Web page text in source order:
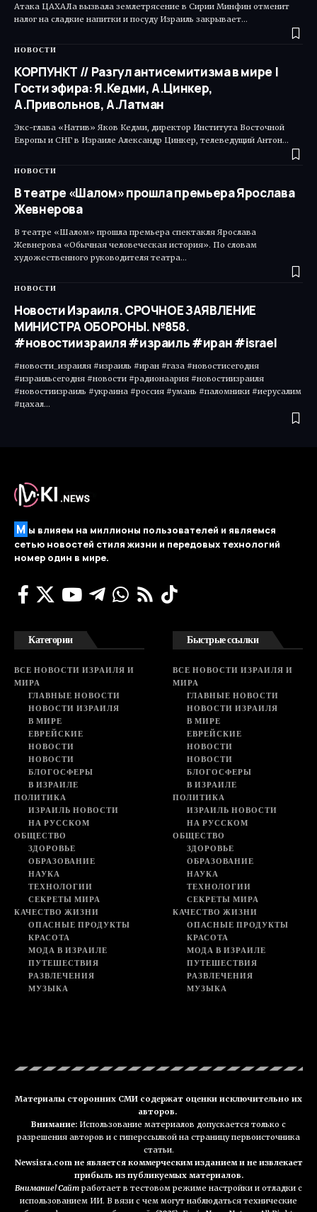
Атака ЦАХАЛа вызвала землетрясение в Сирии Минфин отменит
налог на сладкие напитки и посуду Израиль закрывает…
НОВОСТИ
КОРПУНКТ // Разгул антисемитизма в мире |
Гости эфира: Я.Кедми, А.Цинкер,
А.Привольнов, А.Латман
Экс-глава «Натив» Яков Кедми, директор Института Восточной
Европы и СНГ в Израиле Александр Цинкер, телеведущий Антон…
НОВОСТИ
В театре «Шалом» прошла премьера Ярослава
Жевнерова
В театре «Шалом» прошла премьера спектакля Ярослава
Жевнерова «Обычная человеческая история». По словам
художественного руководителя театра…
НОВОСТИ
Новости Израиля. СРОЧНОЕ ЗАЯВЛЕНИЕ
МИНИСТРА ОБОРОНЫ. №858.
#новостиизраиля #израиль #иран #israel
#новости_израиля #израиль #иран #газа #новостисегодня
#израильсегодня #новости #радионаария #новостиизраиля
#новостиизраиль #украина #россия #умань #паломники #иерусалим
#цахал…
М ы влияем на миллионы пользователей и являемся
сетью новостей стиля жизни и передовых технологий
номер один в мире.
Категории
ВСЕ НОВОСТИ ИЗРАИЛЯ И
МИРА
ГЛАВНЫЕ НОВОСТИ
НОВОСТИ ИЗРАИЛЯ
В МИРЕ
ЕВРЕЙСКИЕ
НОВОСТИ
НОВОСТИ
БЛОГОСФЕРЫ
В ИЗРАИЛЕ
ПОЛИТИКА
ИЗРАИЛЬ НОВОСТИ
НА РУССКОМ
ОБЩЕСТВО
ЗДОРОВЬЕ
ОБРАЗОВАНИЕ
НАУКА
ТЕХНОЛОГИИ
СЕКРЕТЫ МИРА
КАЧЕСТВО ЖИЗНИ
ОПАСНЫЕ ПРОДУКТЫ
КРАСОТА
МОДА В ИЗРАИЛЕ
ПУТЕШЕСТВИЯ
РАЗВЛЕЧЕНИЯ
МУЗЫКА
Быстрые ссылки
ВСЕ НОВОСТИ ИЗРАИЛЯ И
МИРА
ГЛАВНЫЕ НОВОСТИ
НОВОСТИ ИЗРАИЛЯ
В МИРЕ
ЕВРЕЙСКИЕ
НОВОСТИ
НОВОСТИ
БЛОГОСФЕРЫ
В ИЗРАИЛЕ
ПОЛИТИКА
ИЗРАИЛЬ НОВОСТИ
НА РУССКОМ
ОБЩЕСТВО
ЗДОРОВЬЕ
ОБРАЗОВАНИЕ
НАУКА
ТЕХНОЛОГИИ
СЕКРЕТЫ МИРА
КАЧЕСТВО ЖИЗНИ
ОПАСНЫЕ ПРОДУКТЫ
КРАСОТА
МОДА В ИЗРАИЛЕ
ПУТЕШЕСТВИЯ
РАЗВЛЕЧЕНИЯ
МУЗЫКА
Материалы сторонних СМИ содержат оценки исключительно их
авторов.
Внимание: Использование материалов допускается только с
разрешения авторов и с гиперссылкой на страницу первоисточника
статьи.
Newsisra.com не является коммерческим изданием и не извлекает
прибыль из публикуемых материалов.
Внимание! Сайт работает в тестовом режиме настройки и отладки с
использованием ИИ. В вязи с чем могут наблюдаться технические